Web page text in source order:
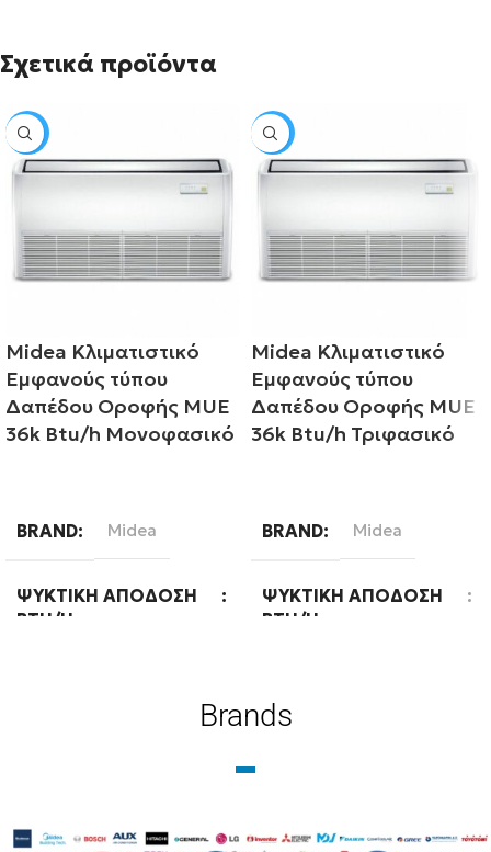
Σχετικά προϊόντα
SALE
Midea Κλιματιστικό
Εμφανούς τύπου
Δαπέδου Οροφής MUE
36k Btu/h Μονοφασικό
BRAND Midea
ΨΥΚΤΙΚΉ ΑΠΌΔΟΣΗ
BTU/H
SALE
Midea Κλιματιστικό
Εμφανούς τύπου
Δαπέδου Οροφής MUE
36k Btu/h Τριφασικό
BRAND Midea
ΨΥΚΤΙΚΉ ΑΠΌΔΟΣΗ
BTU/H
Brands